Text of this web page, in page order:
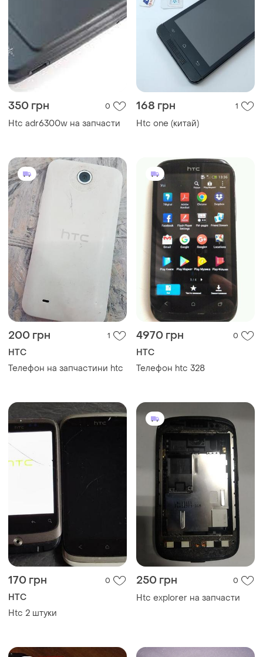
350 грн 0
Htc adr6300w на запчасти
168 грн 1
Htc one (китай)
200 грн 1
HTC
Телефон на запчастини htc
4970 грн 0
HTC
Телефон htc 328
170 грн 0
HTC
Htc 2 штуки
250 грн 0
Htc explorer на запчасти